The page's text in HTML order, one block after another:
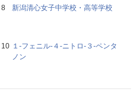
新潟清心女子中学校・高等学校
１‐フェニル‐４‐ニトロ‐３‐ペンタ
ノン